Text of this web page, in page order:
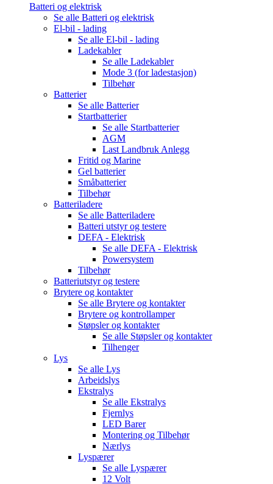
Batteri og elektrisk
Se alle Batteri og elektrisk
El-bil - lading
Se alle El-bil - lading
Ladekabler
Se alle Ladekabler
Mode 3 (for ladestasjon)
Tilbehør
Batterier
Se alle Batterier
Startbatterier
Se alle Startbatterier
AGM
Last Landbruk Anlegg
Fritid og Marine
Gel batterier
Småbatterier
Tilbehør
Batteriladere
Se alle Batteriladere
Batteri utstyr og testere
DEFA - Elektrisk
Se alle DEFA - Elektrisk
Powersystem
Tilbehør
Batteriutstyr og testere
Brytere og kontakter
Se alle Brytere og kontakter
Brytere og kontrollamper
Støpsler og kontakter
Se alle Støpsler og kontakter
Tilhenger
Lys
Se alle Lys
Arbeidslys
Ekstralys
Se alle Ekstralys
Fjernlys
LED Barer
Montering og Tilbehør
Nærlys
Lyspærer
Se alle Lyspærer
12 Volt